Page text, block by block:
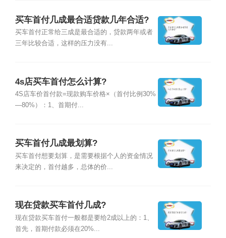
买车首付几成最合适贷款几年合适?
买车首付正常给三成是最合适的，贷款两年或者
三年比较合适，这样的压力没有...
4s店买车首付怎么计算?
4S店车价首付款=现款购车价格×（首付比例30%
—80%）：1、首期付...
买车首付几成最划算?
买车首付想要划算，是需要根据个人的资金情况
来决定的，首付越多，总体的价...
现在贷款买车首付几成?
现在贷款买车首付一般都是要给2成以上的：1、
首先，首期付款必须在20%...